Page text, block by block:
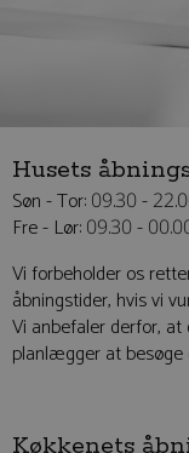
Husets
Søn - Tor: 09.30 -
Fre - Lør: 09.30 -
Vi forbeholder os
åbningstider, hvis vi
Vi anbefaler derfor,
planlægger at
Køkkenets